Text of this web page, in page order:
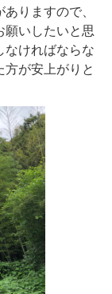
りますので、
願いしたいと思
なければならな
が安上がりと